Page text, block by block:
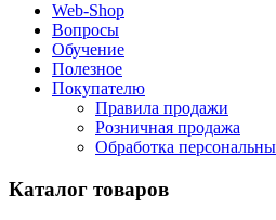
Web-Shop
Вопросы
Обучение
Полезное
Покупателю
Правила продажи
Розничная продажа
Обработка
Каталог товаров